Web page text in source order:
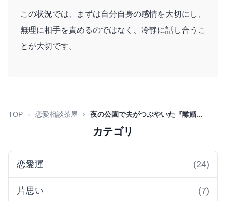
この状況では、まずは自分自身の感情を大切にし、
無理に相手を責めるのではなく、冷静に話し合うこ
とが大切です。
TOP 恋愛相談茶屋 夜の公園で夫がつぶやいた『離婚...
カテゴリ
恋愛運 (24)
片思い (7)